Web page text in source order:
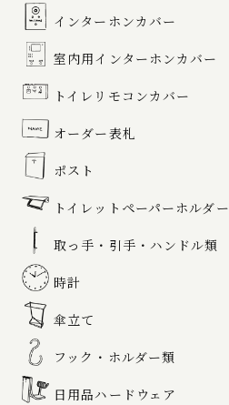
インターホンカバー
室内用インターホンカバー
トイレリモコンカバー
オーダー表札
ポスト
トイレットペーパーホルダー
取っ手・引手・ハンドル類
時計
傘立て
フック・ホルダー類
日用品ハードウェア